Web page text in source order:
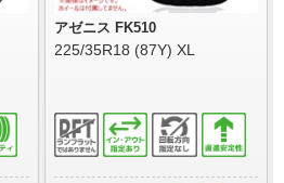
アゼニス FK510
225/35R18 (87Y) XL